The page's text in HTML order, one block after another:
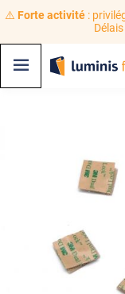
⚠️ Forte activité: